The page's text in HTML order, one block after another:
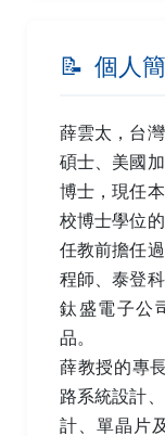
📝 個人
薛雲太，台
碩士、美國
博士，現任
校博士學位
任教前擔任
程師、泰登
鈦盛電子公
品。
薛教授的專
路系統設計
計、單晶片